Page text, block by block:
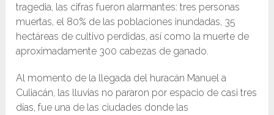
tragedia, las cifras fueron alarmantes: tres personas
muertas, el 80% de las poblaciones inundadas, 35
hectáreas de cultivo perdidas, así como la muerte de
aproximadamente 300 cabezas de ganado.
Al momento de la llegada del huracán Manuel a
Culiacán, las lluvias no pararon por espacio de casi tres
días, fue una de las ciudades donde las